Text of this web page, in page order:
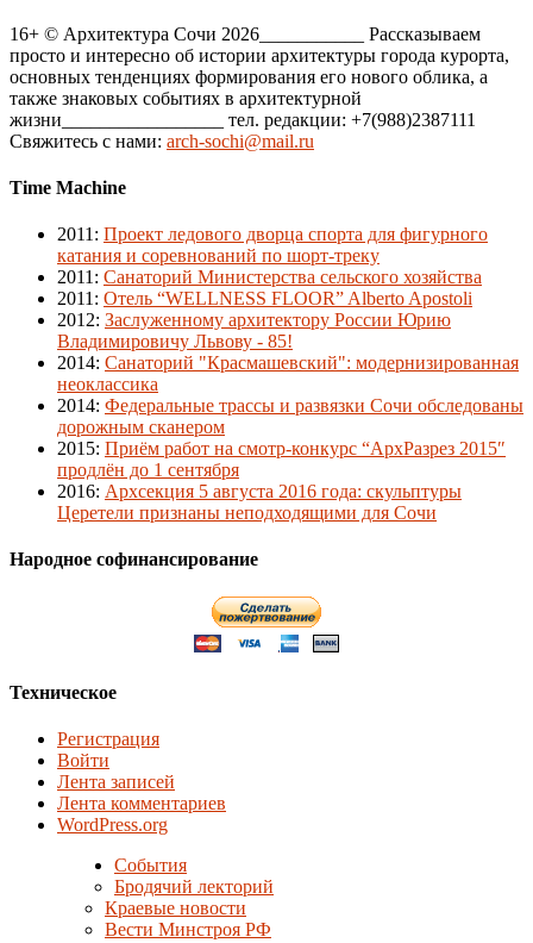
16+ © Архитектура Сочи 2026___________ Рассказываем
просто и интересно об истории архитектуры города курорта,
основных тенденциях формирования его нового облика, а
также знаковых событиях в архитектурной
жизни_________________ тел. редакции: +7(988)2387111
Свяжитесь с нами: arch-sochi@mail.ru
Time Machine
2011 : Проект ледового дворца спорта для фигурного
катания и соревнований по шорт-треку
2011 : Санаторий Министерства сельского хозяйства
2011 : Отель “WELLNESS FLOOR” Alberto Apostoli
2012: Заслуженному архитектору России Юрию
Владимировичу Львову - 85!
2014: Санаторий "Красмашевский": модернизированная
неоклассика
2014: Федеральные трассы и развязки Сочи обследованы
дорожным сканером
2015: Приём работ на смотр-конкурс “АрхРазрез 2015″
продлён до 1 сентября
2016: Архсекция 5 августа 2016 года: скульптуры
Церетели признаны неподходящими для Сочи
Народное софинансирование
Техническое
Регистрация
Войти
Лента записей
Лента комментариев
WordPress.org
События
Бродячий лекторий
Краевые новости
Вести Минстроя РФ